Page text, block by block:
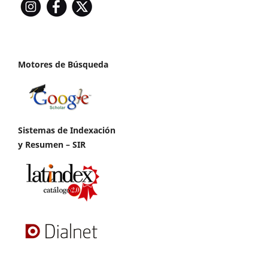
Motores de Búsqueda
Sistemas de Indexación
y Resumen – SIR